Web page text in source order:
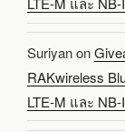
Suriyanon
RAKwireless
LTE-M และ NB-